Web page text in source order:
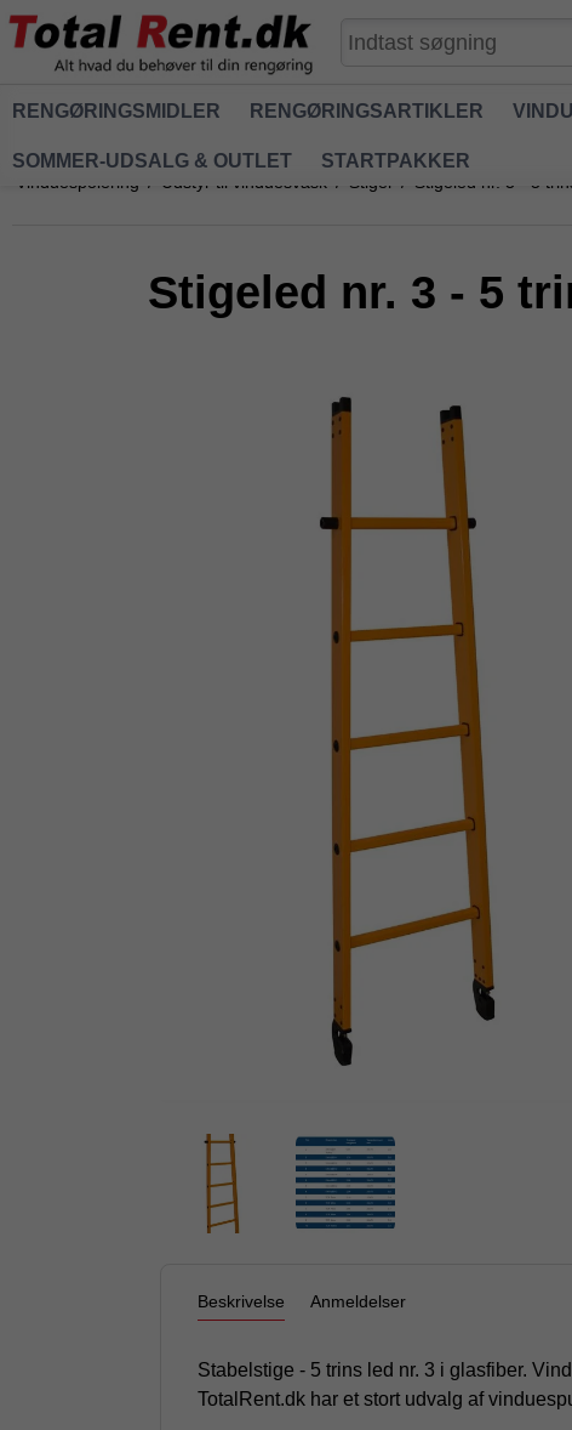
RENGØRINGSMIDLER RENGØRINGSARTIKLER
SOMMER-UDSALG & OUTLET STARTPAKKER
Vinduespolering / Udstyr til vinduesvask / Stiger / Stigeled nr. 3 - 5
Stigeled nr. 3 - 5
Beskrivelse Anmeldelser
Stabelstige - 5 trins led nr. 3 i glasfiber.
TotalRent.dk har et stort udvalg af